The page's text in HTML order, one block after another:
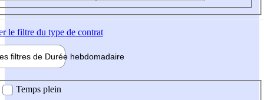
le filtre du type de contrat
filtres de Durée hebdomadaire
Temps plein